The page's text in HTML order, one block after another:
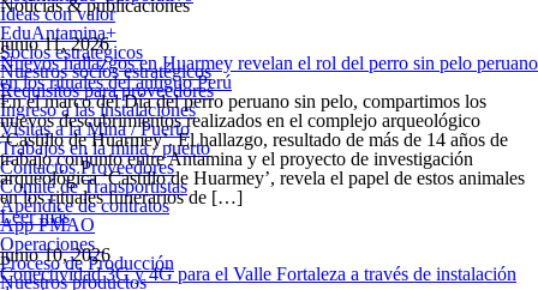
Ideas con valor
EduAntamina+
Socios estratégicos
Nuestros socios estratégicos
Requisitos para proveedores
Ingreso a las instalaciones
Visitas a la Mina / Puerto
Trabajos en la mina / puerto
Contactos Proveedores
Comité de Transportistas
Apéndice de contratos
App PMAO
Operaciones
Proceso de Producción
Nuestros productos
Noticias & publicaciones
junio 11, 2026
Nuevos hallazgos en Huarmey revelan el rol del perro sin pelo peruano
en los rituales del antiguo Perú
En el marco del Día del perro peruano sin pelo, compartimos los
nuevos descubrimientos realizados en el complejo arqueológico
‘Castillo de Huarmey’. El hallazgo, resultado de más de 14 años de
trabajo conjunto entre Antamina y el proyecto de investigación
arqueológica ‘Castillo de Huarmey’, revela el papel de estos animales
en los rituales funerarios de […]
Leer más
junio 10, 2026
Conectividad 3G y 4G para el Valle Fortaleza a través de instalación